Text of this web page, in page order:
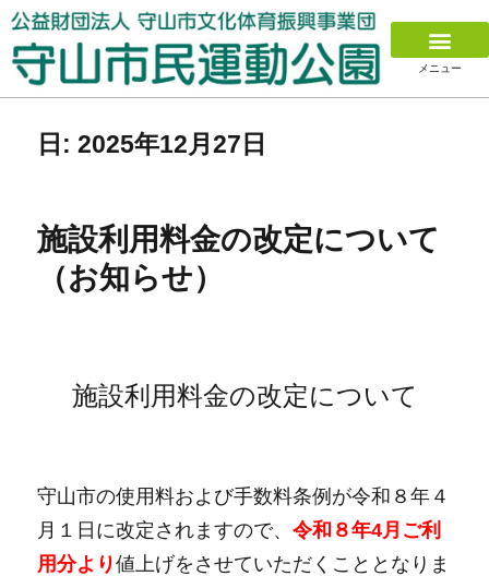
メニュー
日:2025年12月27日
施設利用料金の改定について
（お知らせ）
施設利用料金の改定について
守山市の使用料および手数料条例が令和８年４
月１日に改定されますので、令和８年4月ご利
用分より値上げをさせていただくこととなりま